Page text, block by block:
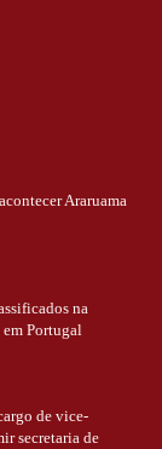
Araruama
na
Portugal
de vice-
secretaria de